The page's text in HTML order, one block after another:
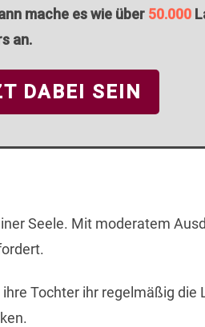
mache es wie über 50.000
an.
DABEI SEIN
Seele. Mit moderatem
Tochter ihr regelmäßig